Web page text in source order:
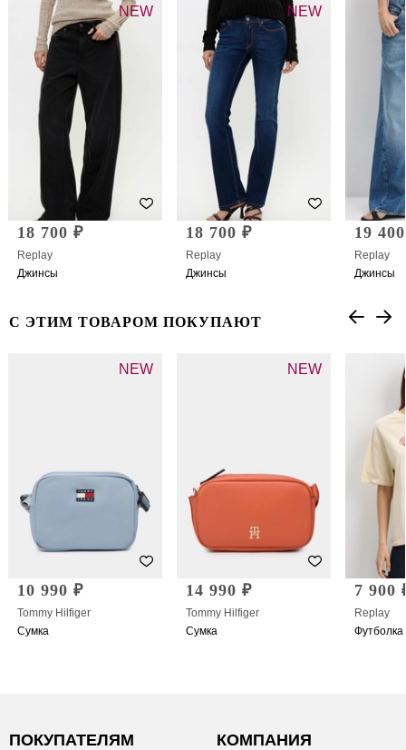
NEW
18 700 ₽
Replay
Джинсы
NEW
18 700 ₽
Replay
Джинсы
19
Replay
Джинсы
С ЭТИМ ТОВАРОМ ПОКУПАЮТ
NEW
10 990 ₽
Tommy Hilfiger
Сумка
NEW
14 990 ₽
Tommy Hilfiger
Сумка
7 900
Replay
Футболка
ПОКУПАТЕЛЯМ КОМПАНИЯ